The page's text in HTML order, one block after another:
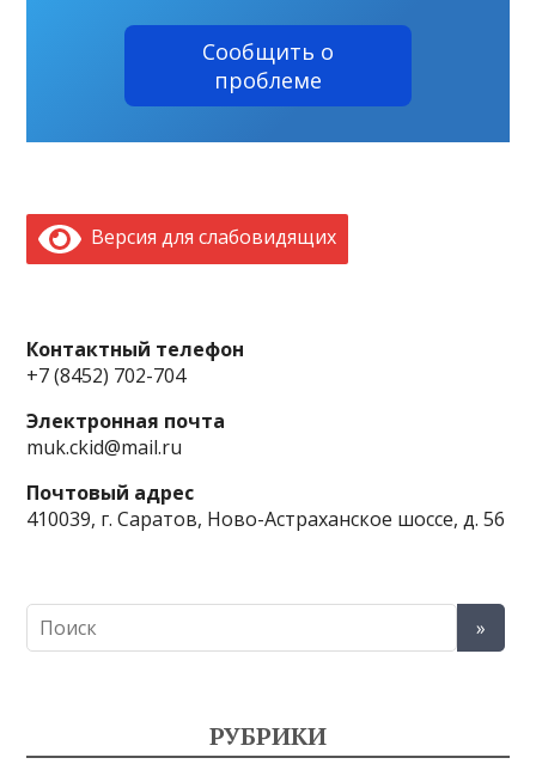
Сообщить о
проблеме
Версия для слабовидящих
Контактный телефон
+7 (8452) 702-704
Электронная почта
muk.ckid@mail.ru
Почтовый адрес
410039, г. Саратов, Ново-Астраханское шоссе, д. 56
РУБРИКИ